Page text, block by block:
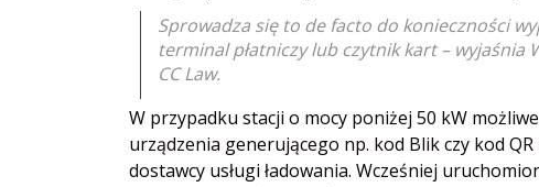
Sprowadza się to de facto do konieczności
terminal płatniczy lub czytnik kart –
CC Law.
W przypadku stacji o mocy poniżej 50 kW
urządzenia generującego np. kod Blik czy kod
dostawcy usługi ładowania. Wcześniej